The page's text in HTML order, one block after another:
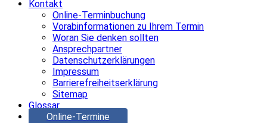
Kontakt
Online-Terminbuchung
Vorabinformationen zu Ihrem Termin
Woran Sie denken sollten
Ansprechpartner
Datenschutzerklärungen
Impressum
Barrierefreiheitserklärung
Sitemap
Glossar
Online-Termine